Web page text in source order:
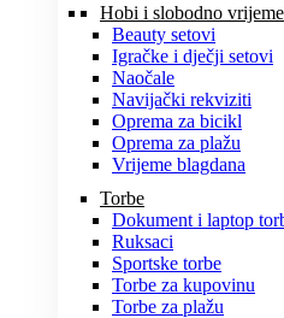
Hobi i slobodno vrijeme
Beauty setovi
Igračke i dječji setovi
Naočale
Navijački rekviziti
Oprema za bicikl
Oprema za plažu
Vrijeme blagdana
Torbe
Dokument i laptop
Ruksaci
Sportske torbe
Torbe za kupovinu
Torbe za plažu